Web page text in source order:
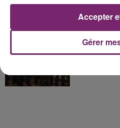
partis hier
Gérer
Accepter